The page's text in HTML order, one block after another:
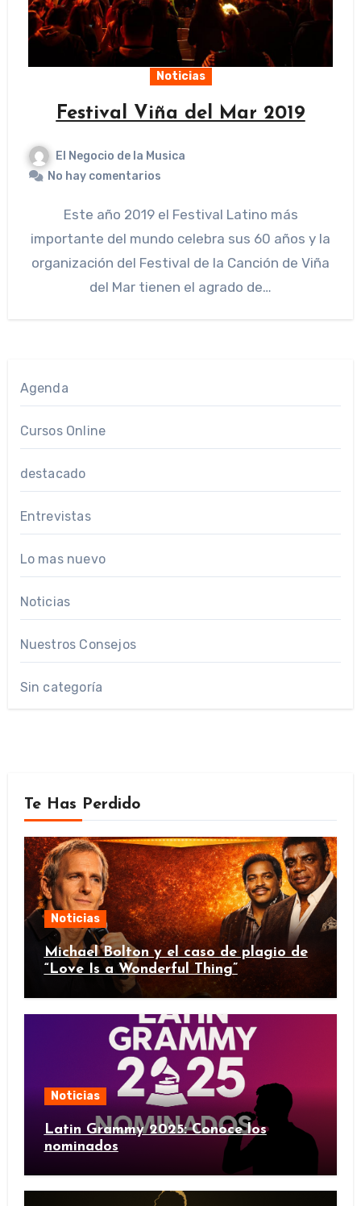
Noticias
Festival Viña del Mar 2019
El Negocio de la Musica
No hay comentarios
Este año 2019 el Festival Latino más
importante del mundo celebra sus 60 años y la
organización del Festival de la Canción de Viña
del Mar tienen el agrado de…
Agenda
Cursos Online
destacado
Entrevistas
Lo mas nuevo
Noticias
Nuestros Consejos
Sin categoría
Te Has Perdido
Noticias
Michael Bolton y el caso de plagio de
“Love Is a Wonderful Thing”
Noticias
Latin Grammy 2025: Conoce los
nominados